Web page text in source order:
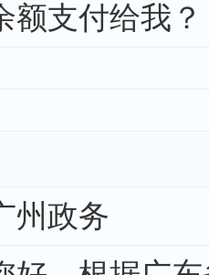
额支付给我？
州政务